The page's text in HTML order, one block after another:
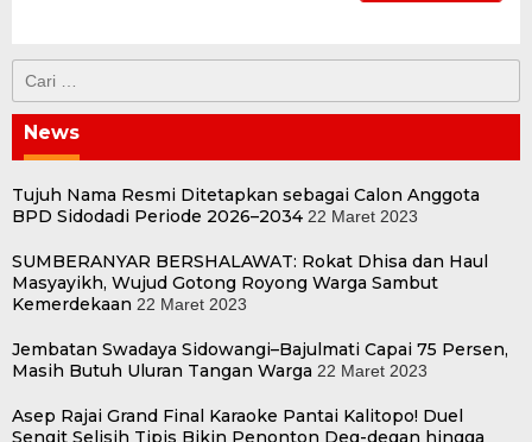
untuk:
News
Tujuh Nama Resmi Ditetapkan sebagai Calon Anggota
BPD Sidodadi Periode 2026–2034 22 Maret 2023
SUMBERANYAR BERSHALAWAT: Rokat Dhisa dan Haul
Masyayikh, Wujud Gotong Royong Warga Sambut
Kemerdekaan 22 Maret 2023
Jembatan Swadaya Sidowangi–Bajulmati Capai 75 Persen,
Masih Butuh Uluran Tangan Warga 22 Maret 2023
Asep Rajai Grand Final Karaoke Pantai Kalitopo! Duel
Sengit Selisih Tipis Bikin Penonton Deg-degan hingga